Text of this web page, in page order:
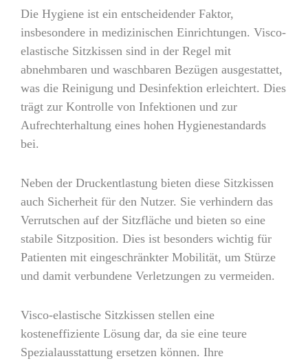
Die Hygiene ist ein entscheidender Faktor,
insbesondere in medizinischen Einrichtungen. Visco-
elastische Sitzkissen sind in der Regel mit
abnehmbaren und waschbaren Bezügen ausgestattet,
was die Reinigung und Desinfektion erleichtert. Dies
trägt zur Kontrolle von Infektionen und zur
Aufrechterhaltung eines hohen Hygienestandards
bei.
Neben der Druckentlastung bieten diese Sitzkissen
auch Sicherheit für den Nutzer. Sie verhindern das
Verrutschen auf der Sitzfläche und bieten so eine
stabile Sitzposition. Dies ist besonders wichtig für
Patienten mit eingeschränkter Mobilität, um Stürze
und damit verbundene Verletzungen zu vermeiden.
Visco-elastische Sitzkissen stellen eine
kosteneffiziente Lösung dar, da sie eine teure
Spezialausstattung ersetzen können. Ihre